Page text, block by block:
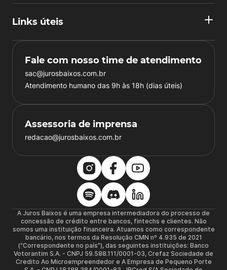
Links úteis
Fale com nosso time de atendimento
sac@jurosbaixos.com.br
Atendimento humano das 9h às 18h (dias úteis)
Assessoria de imprensa
redacao@jurosbaixos.com.br
A Juros Baixos é uma empresa intermediadora do processo de
concessão de crédito entre bancos, fintechs e clientes. Não
somos uma instituição financeira. Atuamos como correspondente
bancário, nos termos da Resolução CMN nº 4.935 de 2021
(“Correspondente no país”), das seguintes instituições: Banco
Votorantim S.A. - CNPJ 59.588.111/0001-03, Crefaz Sociedade de
Credito Ao Microempreendedor e A Empresa de Pequeno Porte